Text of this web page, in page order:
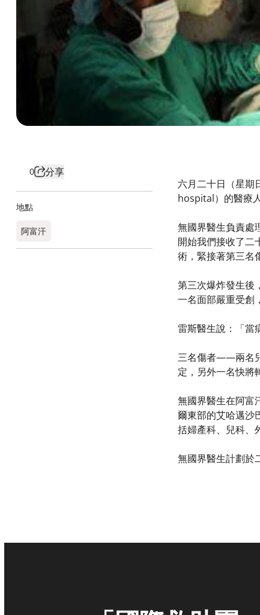
0 分享
地點
阿富汗
六月二十日（星期
hospital）的醫療
無國界醫生負責處
開始我們接收了二
術，緊接著第三名
第三次爆炸發生後
一名面部嚴重受創
雷斯醫生說：「當
三名傷者——兩名
定，另外一名快將
無國界醫生在阿富
爾東部的艾哈邁沙
括婦產科、兒科、
無國界醫生計劃於